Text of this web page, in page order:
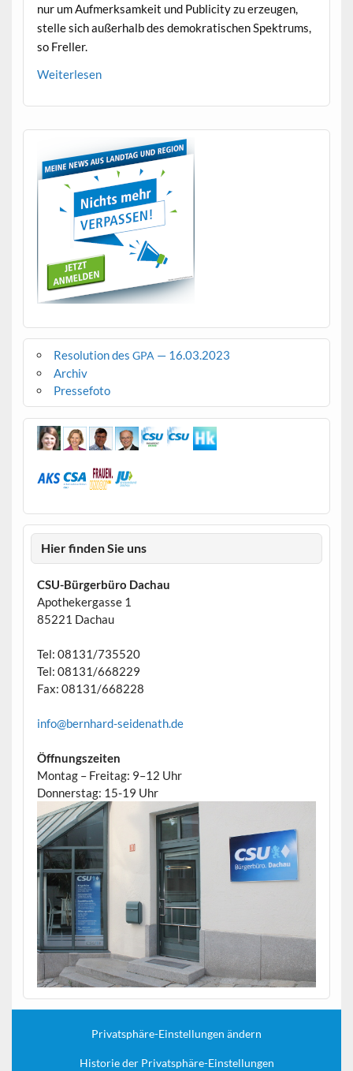
nur um Aufmerk­samkeit und Pub­lic­i­ty zu erzeu­gen,
stelle sich außer­halb des demokratis­chen Spek­trums,
so Freller.
Weit­er­lesen
Resolution des GPA — 16.03.2023
Archiv
Pressefoto
Hier finden Sie uns
CSU-Bürgerbüro Dachau
Apothekergasse 1
85221 Dachau
Tel: 08131/735520
Tel: 08131/668229
Fax: 08131/668228
info@bernhard-seidenath.de
Öffnungszeiten
Montag – Freitag: 9–12 Uhr
Donnerstag: 15-19 Uhr
Privatsphäre-Einstellungen ändern
Historie der Privatsphäre-Einstellungen